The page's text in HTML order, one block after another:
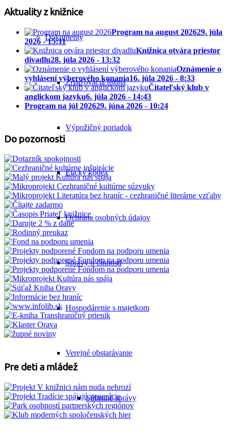
Dokumenty
Zriaďovacia listina
Výpožičný poriadok
Etický kódex
Ochrana osobných údajov
Správy o činnosti
Hospodárenie s majetkom
Verejné obstarávanie
Súhrnné správy
Aktuality z knižnice
Program na august 202629. júla
2026 - 15:11
Knižnica otvára priestor
divadlu28. júla 2026 - 13:32
Oznámenie o
vyhlásení výberového konania16. júla 2026 - 8:33
Čitateľský klub v
anglickom jazyku6. júla 2026 - 14:43
Program na júl 202629. júna 2026 - 10:24
Do pozornosti
Pre deti a mládež